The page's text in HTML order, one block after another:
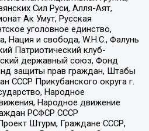
Сил Руси, Алля-Аят,
Ак Умут, Русская
уголовное единство,
Нация и свобода, W.H.С., Фалунь
Патриотический клуб-
державный союз, Фонд
защиты прав граждан, Штабы
СССР Прикубанского округа г.
Народное
Народное движение
РСФСР СССР
Штурм, Граждане СССР,